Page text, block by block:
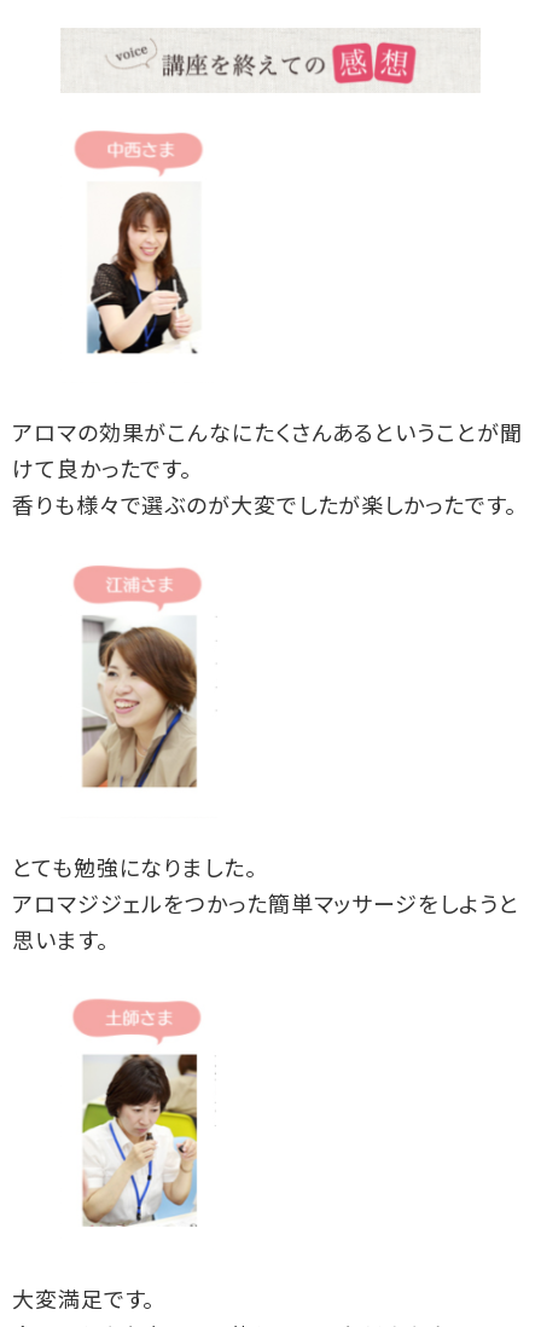
アロマの効果がこんなにたくさんあるということが聞
けて良かったです。
香りも様々で選ぶのが大変でしたが楽しかったです。
とても勉強になりました。
アロマジジェルをつかった簡単マッサージをしようと
思います。
大変満足です。